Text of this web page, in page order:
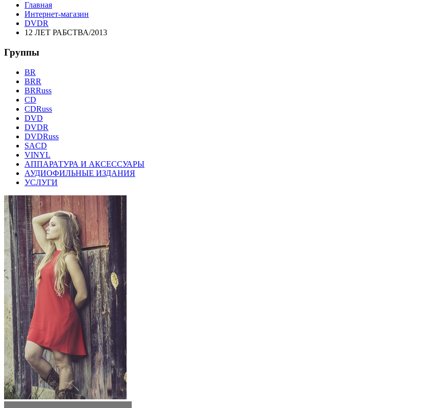
Главная
Интернет-магазин
DVDR
12 ЛЕТ РАБСТВА/2013
Группы
BR
BRR
BRRuss
CD
CDRuss
DVD
DVDR
DVDRuss
SACD
VINYL
АППАРАТУРА И АКСЕССУАРЫ
АУДИОФИЛЬНЫЕ ИЗДАНИЯ
УСЛУГИ